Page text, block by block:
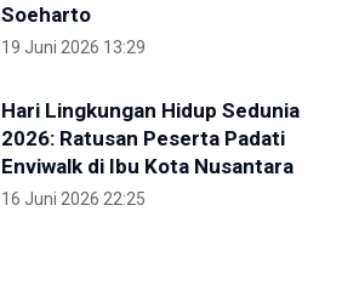
Soeharto
19 Juni 2026 13:29
Hari Lingkungan Hidup Sedunia
2026: Ratusan Peserta Padati
Enviwalk di Ibu Kota Nusantara
16 Juni 2026 22:25